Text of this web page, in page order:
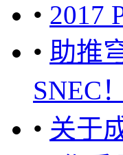
• 2017
• 助推
SNEC！
• 关于